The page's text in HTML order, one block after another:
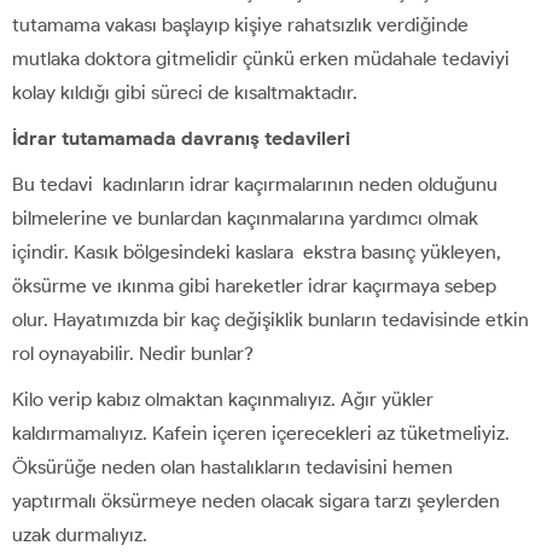
tutamama vakası başlayıp kişiye rahatsızlık verdiğinde
mutlaka doktora gitmelidir çünkü erken müdahale tedaviyi
kolay kıldığı gibi süreci de kısaltmaktadır.
İdrar tutamamada davranış tedavileri
Bu tedavi kadınların idrar kaçırmalarının neden olduğunu
bilmelerine ve bunlardan kaçınmalarına yardımcı olmak
içindir. Kasık bölgesindeki kaslara ekstra basınç yükleyen,
öksürme ve ıkınma gibi hareketler idrar kaçırmaya sebep
olur. Hayatımızda bir kaç değişiklik bunların tedavisinde etkin
rol oynayabilir. Nedir bunlar?
Kilo verip kabız olmaktan kaçınmalıyız. Ağır yükler
kaldırmamalıyız. Kafein içeren içerecekleri az tüketmeliyiz.
Öksürüğe neden olan hastalıkların tedavisini hemen
yaptırmalı öksürmeye neden olacak sigara tarzı şeylerden
uzak durmalıyız.